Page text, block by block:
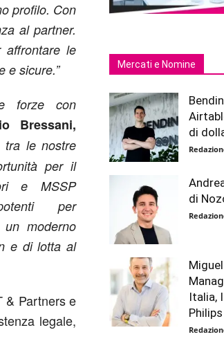
profilo. Con
al partner.
affrontare le
e sicure.”
forze con
Bressani,
tra le nostre
per il
e MSSP
per
moderno
e di lotta al
& Partners e
legale,
Mercati e Nomine
di
di
Italia,
Philips